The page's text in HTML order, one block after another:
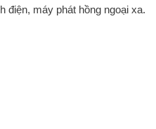
điện, máy phát hồng ngoại xa.